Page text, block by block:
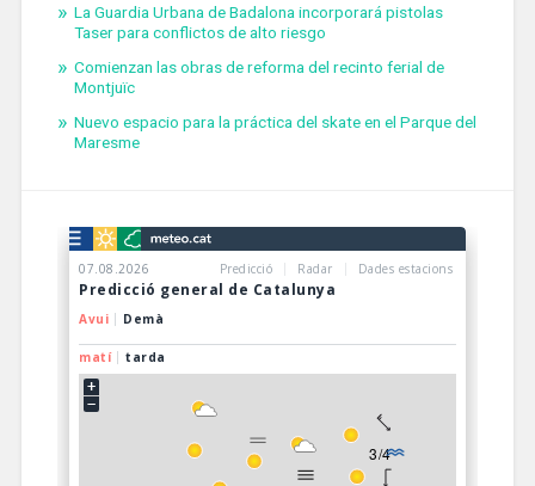
La Guardia Urbana de Badalona incorporará pistolas
Taser para conflictos de alto riesgo
Comienzan las obras de reforma del recinto ferial de
Montjuïc
Nuevo espacio para la práctica del skate en el Parque del
Maresme